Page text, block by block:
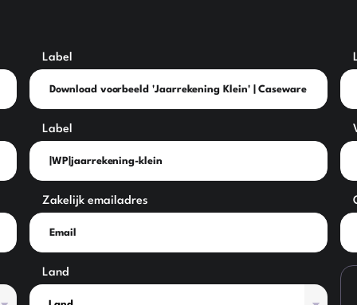
Label
Label
Zakelijk emailadres
Land